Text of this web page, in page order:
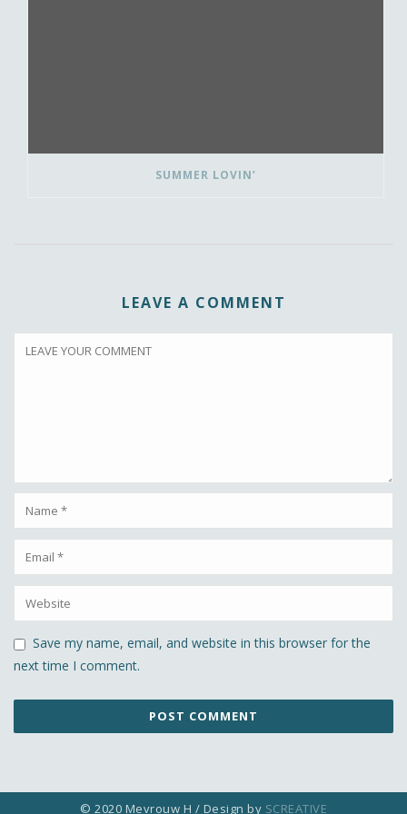
SUMMER LOVIN’
LEAVE A COMMENT
Save my name, email, and website in this browser for the
next time I comment.
© 2020 Mevrouw H / Design by SCREATIVE